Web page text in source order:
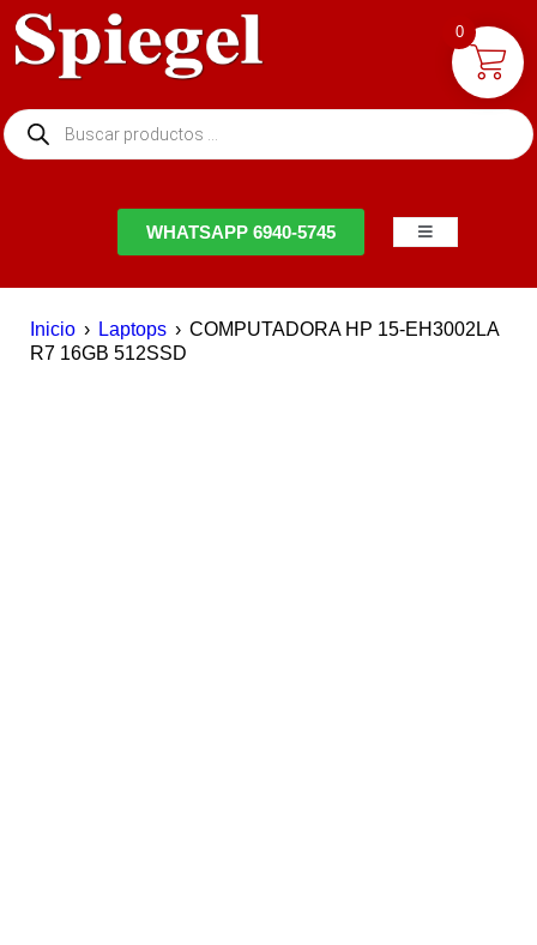
WHATSAPP 6940-5745
Inicio › Laptops › COMPUTADORA HP 15-EH3002LA
R7 16GB 512SSD
0